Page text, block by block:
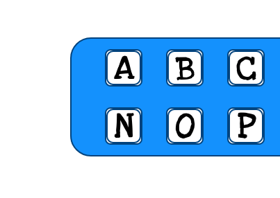
A B C
N
O P